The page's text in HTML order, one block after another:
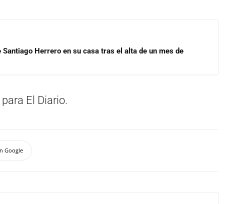
Santiago Herrero en su casa tras el alta de un mes de
El Diario.
Google